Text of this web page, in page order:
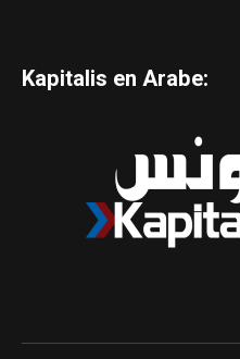
Kapitalis en Arabe: